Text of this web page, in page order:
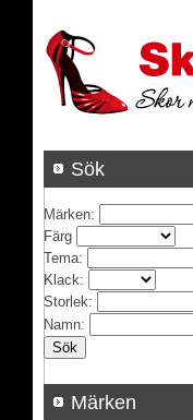
Sök
Märken:
Färg
Tema:
Klack:
Storlek:
Namn:
Märken